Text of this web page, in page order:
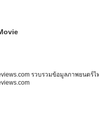
รวบรวมข้อมูลภาพยนตร์